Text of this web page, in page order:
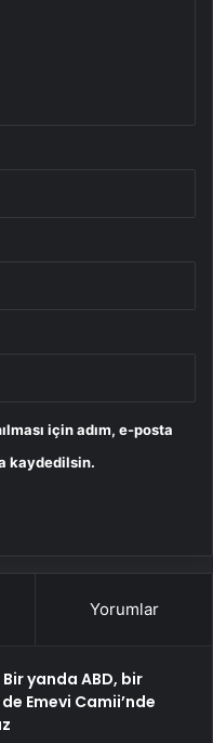
için adım, e-posta
kaydedilsin.
Yorumlar
yanda ABD, bir
Emevi Camii’nde